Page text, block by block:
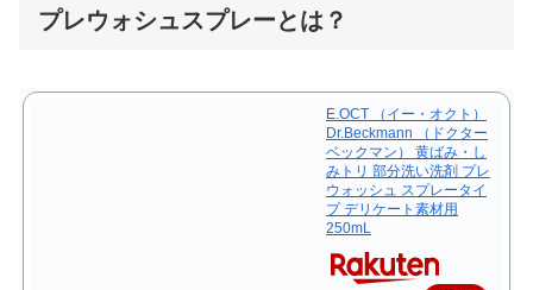
プレウォシュスプレーとは？
E.OCT （イー・オクト）
Dr.Beckmann （ドクター
ベックマン） 黄ばみ・し
みトリ 部分洗い洗剤 プレ
ウォッシュ スプレータイ
プ デリケート素材用
250mL